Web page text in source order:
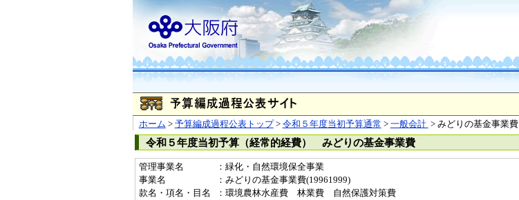
ホーム > 予算編成過程公表トップ> 令和５年度当初予算通常 > 一般会計 > みどりの基金事業費
令和５年度当初予算（経常的経費） みどりの基金事業費
管理事業名 ：緑化・自然環境保全事業
事業名
：みどりの基金事業費(19961999)
款名・項名・目名
：環境農林水産費 林業費 自然保護対策費